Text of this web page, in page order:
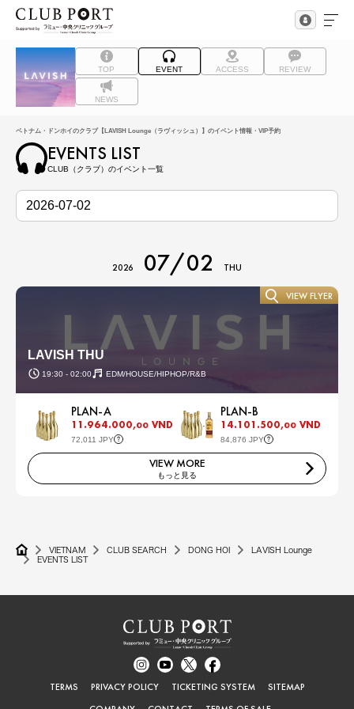
TOP EVENT ACCESS REVIEW
NEWS
ベトナム・ドンホイのクラブ【LAVISH Lounge（ラヴィッシュ）】のイベント情報・VIP予約
EVENTS LIST
CLUB（クラブ）のイベント一覧
2026 07/02 THU
LAVISH THU
19:30 - 02:00 EDM/HOUSE/HIPHOP/R&B
VIEW FLYER
PLAN-A
11.964.000,00 VND
72,011 JPY
PLAN-B
14.101.500,00 VND
84,876 JPY
VIEW MORE
もっと見る
VIETNAM CLUB SEARCH DONG HOI
LAVISH Lounge
EVENTS LIST
TERMS PRIVACY POLICY TICKETING SYSTEM
SITEMAP